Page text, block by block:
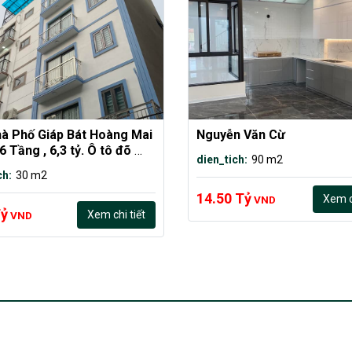
Phố Giáp Bát Hoàng Mai
Tầng , 6,3 tỷ. Ô tô đõ
30 m2
VND Xem chi tiết
Nguyễn Văn Cừ
dien_tich: 90 m2
14.50 TỷVND Xem